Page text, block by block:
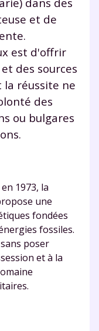
et de
est d'offrir
des sources
réussite ne
des
ou bulgares
1973, la
une
fondées
fossiles.
poser
et à la
votre
?
,exercices